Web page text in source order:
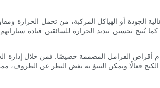
الجودة أو الهياكل المركبة، من تحمل الحرارة
تحسين تبديد الحرارة للسائقين قيادة
أقراص الفرامل المصممة خصيصًا. فمن خلال